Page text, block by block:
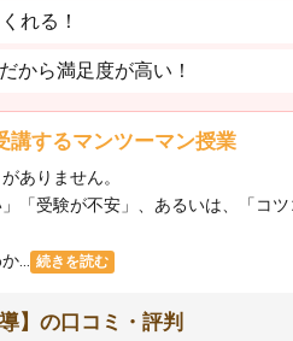
れる！
から満足度が高い！
講するマンツーマン授業
ありません。
「受験が不安」、あるいは、「
...
続きを読む
】の口コミ・評判